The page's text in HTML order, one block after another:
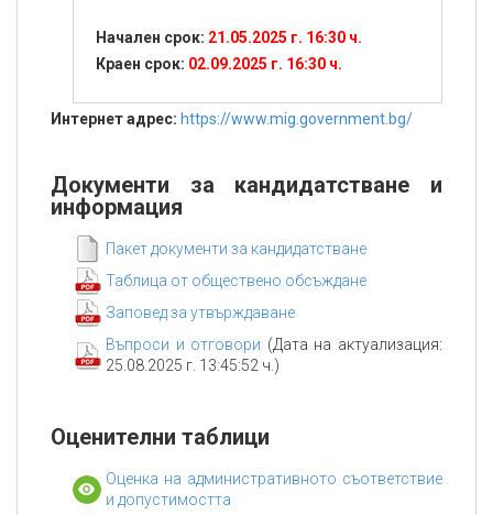
Начален срок: 21.05.2025 г. 16:30 ч.
Краен срок: 02.09.2025 г. 16:30 ч.
Интернет адрес: https://www.mig.government.bg/
Документи за кандидатстване и
информация
Пакет документи за кандидатстване
Таблица от обществено обсъждане
Заповед за утвърждаване
Въпроси и отговори (Дата на актуализация:
25.08.2025 г. 13:45:52 ч.)
Оценителни таблици
Оценка на административното съответствие
и допустимостта